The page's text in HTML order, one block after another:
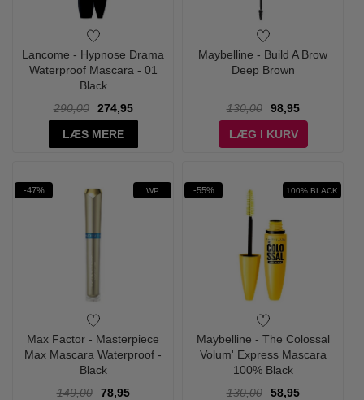
Lancome - Hypnose Drama
Waterproof Mascara - 01
Black
290,00
274,95
LÆS MERE
Maybelline - Build A Brow
Deep Brown
130,00
98,95
LÆG I KURV
-47% WP
Max Factor - Masterpiece
Max Mascara Waterproof -
Black
149,00
78,95
-55% 100% BLACK
Maybelline - The Colossal
Volum' Express Mascara
100% Black
130,00
58,95